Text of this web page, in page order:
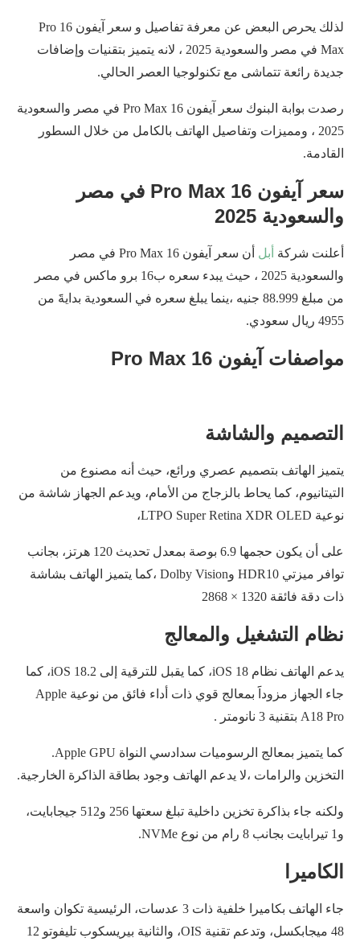
لذلك يحرص البعض عن معرفة تفاصيل و سعر آيفون 16 Pro
Max في مصر والسعودية 2025 ، لانه يتميز بتقنيات وإضافات
جديدة رائعة تتماشى مع تكنولوجيا العصر الحالي.
رصدت بوابة البنوك سعر آيفون 16 Pro Max في مصر والسعودية
2025 ، ومميزات وتفاصيل الهاتف بالكامل من خلال السطور
القادمة.
سعر آيفون 16 Pro Max في مصر
والسعودية 2025
أعلنت شركة أبل
أن سعر آيفون 16 Pro Max في مصر
والسعودية 2025 ، حيث يبدء سعره ب16 برو ماكس في مصر
من مبلغ 88.999 جنيه ،ينما يبلغ سعره في السعودية بدايةََ من
4955 ريال سعودي.
مواصفات آيفون 16 Pro Max
التصميم والشاشة
يتميز الهاتف بتصميم عصري ورائع، حيث أنه مصنوع من
التيتانيوم، كما يحاط بالزجاج من الأمام، ويدعم الجهاز شاشة من
نوعية LTPO Super Retina XDR OLED،
على أن يكون حجمها 6.9 بوصة بمعدل تحديث 120 هرتز، بجانب
توافر ميزتي HDR10 وDolby Vision ،كما يتميز الهاتف بشاشة
ذات دقة فائقة 1320 × 2868
نظام التشغيل والمعالج
يدعم الهاتف نظام iOS 18، كما يقبل للترقية إلى iOS 18.2، كما
جاء الجهاز مزوداََ بمعالج قوي ذات أداء فائق من نوعية Apple
A18 Pro بتقنية 3 نانومتر .
كما يتميز بمعالج الرسوميات سدادسي النواة Apple GPU.
التخزين والرامات ،لا يدعم الهاتف وجود بطاقة الذاكرة الخارجية.
ولكنه جاء بذاكرة تخزين داخلية تبلغ سعتها 256 و512 جيجابايت،
و1 تيرابايت بجانب 8 رام من نوع NVMe.
الكاميرا
جاء الهاتف بكاميرا خلفية ذات 3 عدسات، الرئيسية تكوان واسعة
48 ميجابكسل، وتدعم تقنية OIS، والثانية بيريسكوب تليفوتو 12